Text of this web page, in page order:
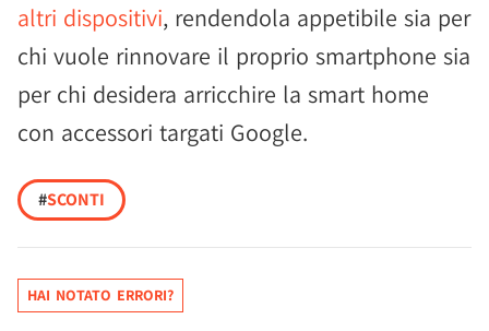
altri dispositivi, rendendola appetibile sia per
chi vuole rinnovare il proprio smartphone sia
per chi desidera arricchire la smart home
con accessori targati Google.
#SCONTI
HAI NOTATO ERRORI?